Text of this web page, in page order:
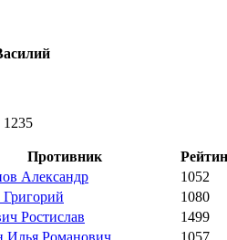
1235
Противник
Александр
1052
1080
Ростислав
1499
Илья Романович
1057